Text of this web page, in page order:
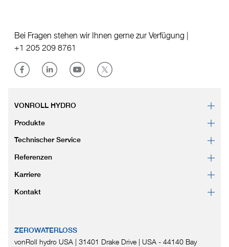
Bei Fragen stehen wir Ihnen gerne zur Verfügung |
+1 205 209 8761
VONROLL HYDRO
Produkte
Technischer Service
Referenzen
Karriere
Kontakt
ZEROWATERLOSS
vonRoll hydro USA | 31401 Drake Drive | USA - 44140 Bay